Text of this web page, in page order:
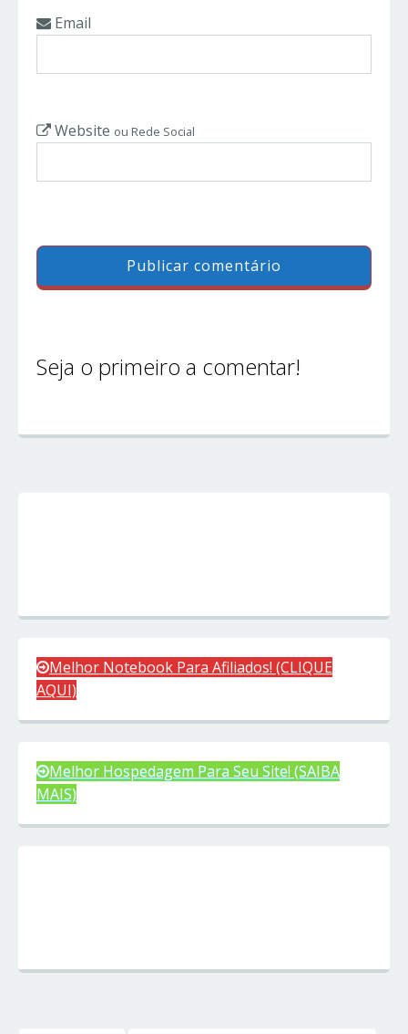
Email
Website ou Rede Social
Seja o primeiro a comentar!
Melhor Notebook Para Afiliados! (CLIQUE
AQUI)
Melhor Hospedagem Para Seu Site! (SAIBA
MAIS)